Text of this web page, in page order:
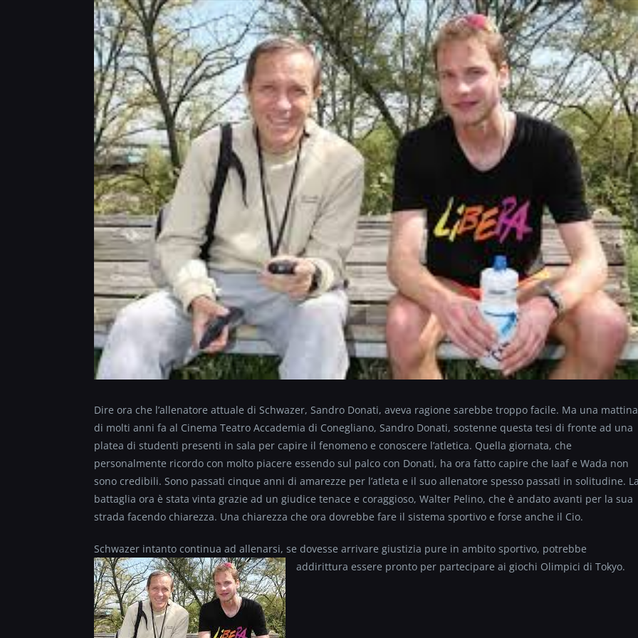
Dire ora che l’allenatore attuale di Schwazer, Sandro Donati, aveva ragione sarebbe troppo facile. Ma una mattina
di molti anni fa al Cinema Teatro Accademia di Conegliano, Sandro Donati, sostenne questa tesi di fronte ad una
platea di studenti presenti in sala per capire il fenomeno e conoscere l’atletica. Quella giornata, che
personalmente ricordo con molto piacere essendo sul palco con Donati, ha ora fatto capire che Iaaf e Wada non
sono credibili. Sono passati cinque anni di amarezze per l’atleta e il suo allenatore spesso passati in solitudine.
battaglia ora è stata vinta grazie ad un giudice tenace e coraggioso, Walter Pelino, che è andato avanti per la sua
strada facendo chiarezza. Una chiarezza che ora dovrebbe fare il sistema sportivo e forse anche il Cio.
Schwazer intanto continua ad allenarsi, se dovesse arrivare giustizia pure in ambito sportivo, potrebbe
addirittura essere pronto per partecipare ai giochi Olimpici di Tokyo.